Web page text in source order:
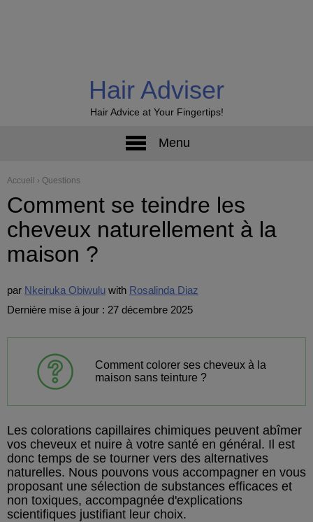
Hair Adviser
Hair Advice at Your Fingertips!
Menu
Accueil › Questions
Comment se teindre les
cheveux naturellement à la
maison ?
par Nkeiruka Obiwulu
Rosalinda Diaz
Dernière mise à jour : 27 décembre 2025
Comment colorer ses cheveux à la
maison sans teinture ?
Les colorations capillaires chimiques peuvent abîmer
vos cheveux et nuire à votre santé en général. Il est
donc temps de se tourner vers des alternatives
naturelles. Nous pouvons vous accompagner en vous
proposant une sélection de substances efficaces et
non toxiques, accompagnée d'explications
scientifiques justifiant leur choix.